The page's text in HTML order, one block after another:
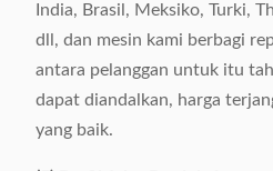
India, Brasil, Meksiko, Turki,
dll, dan mesin kami berbagi
antara pelanggan untuk itu
dapat diandalkan, harga
yang baik.